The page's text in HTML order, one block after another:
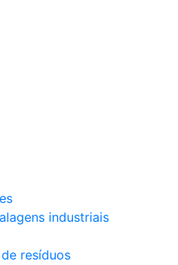
industriais
resíduos